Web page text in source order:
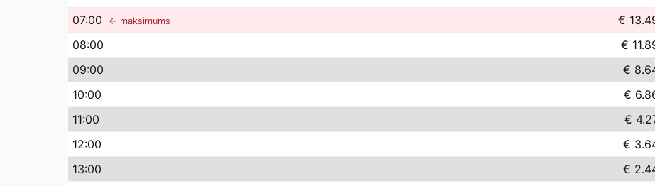
07:00 ← maksimums €
08:00 €
09:00 €
10:00 €
11:00 €
12:00 €
13:00 €